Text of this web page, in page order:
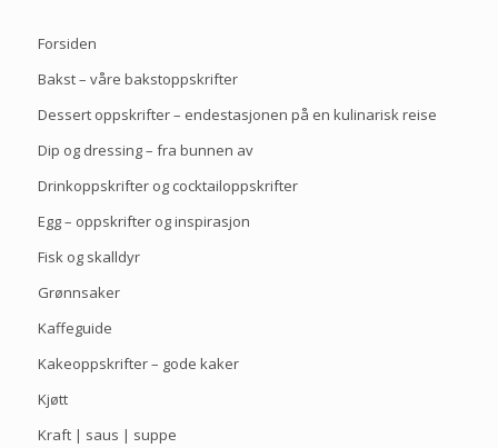
Forsiden
Bakst – våre bakstoppskrifter
Dessert oppskrifter – endestasjonen på en kulinarisk reise
Dip og dressing – fra bunnen av
Drinkoppskrifter og cocktailoppskrifter
Egg – oppskrifter og inspirasjon
Fisk og skalldyr
Grønnsaker
Kaffeguide
Kakeoppskrifter – gode kaker
Kjøtt
Kraft | saus | suppe